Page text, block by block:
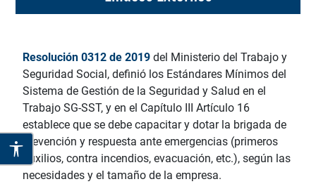
Resolución 0312 de 2019 del Ministerio del Trabajo y
Seguridad Social, definió los Estándares Mínimos del
Sistema de Gestión de la Seguridad y Salud en el
Trabajo SG-SST, y en el Capítulo III Artículo 16
establece que se debe capacitar y dotar la brigada de
prevención y respuesta ante emergencias (primeros
auxilios, contra incendios, evacuación, etc.), según las
necesidades y el tamaño de la empresa.